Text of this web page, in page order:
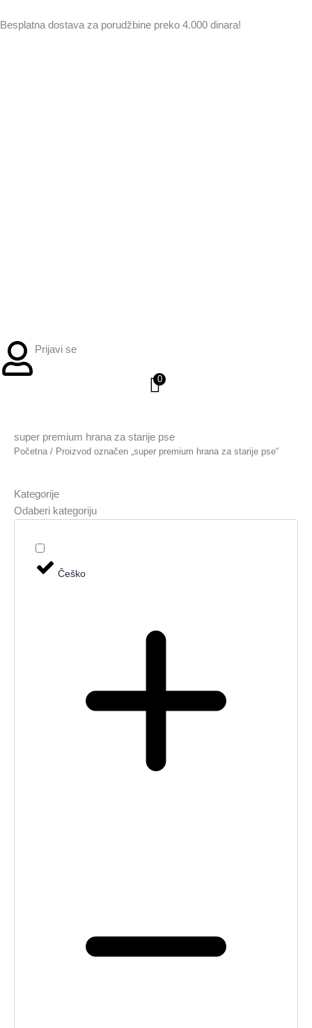
na
Besplatna dostava za porudžbine preko 4.000 dinara!
Prijavi se
0
super premium hrana za starije pse
Početna / Proizvod označen „super premium hrana za starije pse“
Kategorije
Odaberi kategoriju
Češko